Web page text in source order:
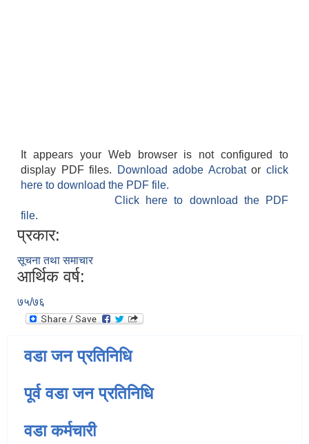
It appears your Web browser is not configured to
display PDF files.
Download adobe Acrobatorclick
here to download the PDF file.
Click here to download the PDF
file.
प्रकार:
सूचना तथा समाचार
आर्थिक वर्ष:
७५/७६
वडा जन प्रतिनिधि
पूर्व वडा जन प्रतिनिधि
वडा कर्मचारी